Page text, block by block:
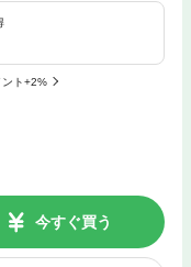
ント+2%
今すぐ買う